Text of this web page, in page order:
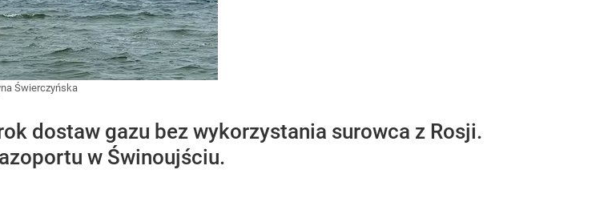
Świerczyńska
dostaw gazu bez wykorzystania surowca z Rosji.
w Świnoujściu.